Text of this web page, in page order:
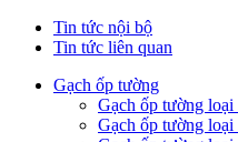
Tin tức nội bộ
Tin tức liên quan
Gạch ốp tường
Gạch ốp tường
Gạch ốp tường